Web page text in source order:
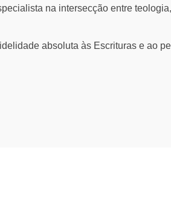
na intersecção entre
absoluta às Escrituras e ao